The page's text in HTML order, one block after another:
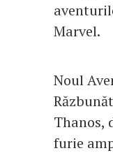
Marvel.
Noul
Thanos,
furie